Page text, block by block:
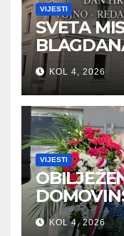
VIJESTI
SVETA
KOL 4, 2026
VIJESTI
U SVETOJ
KOL 4, 2026